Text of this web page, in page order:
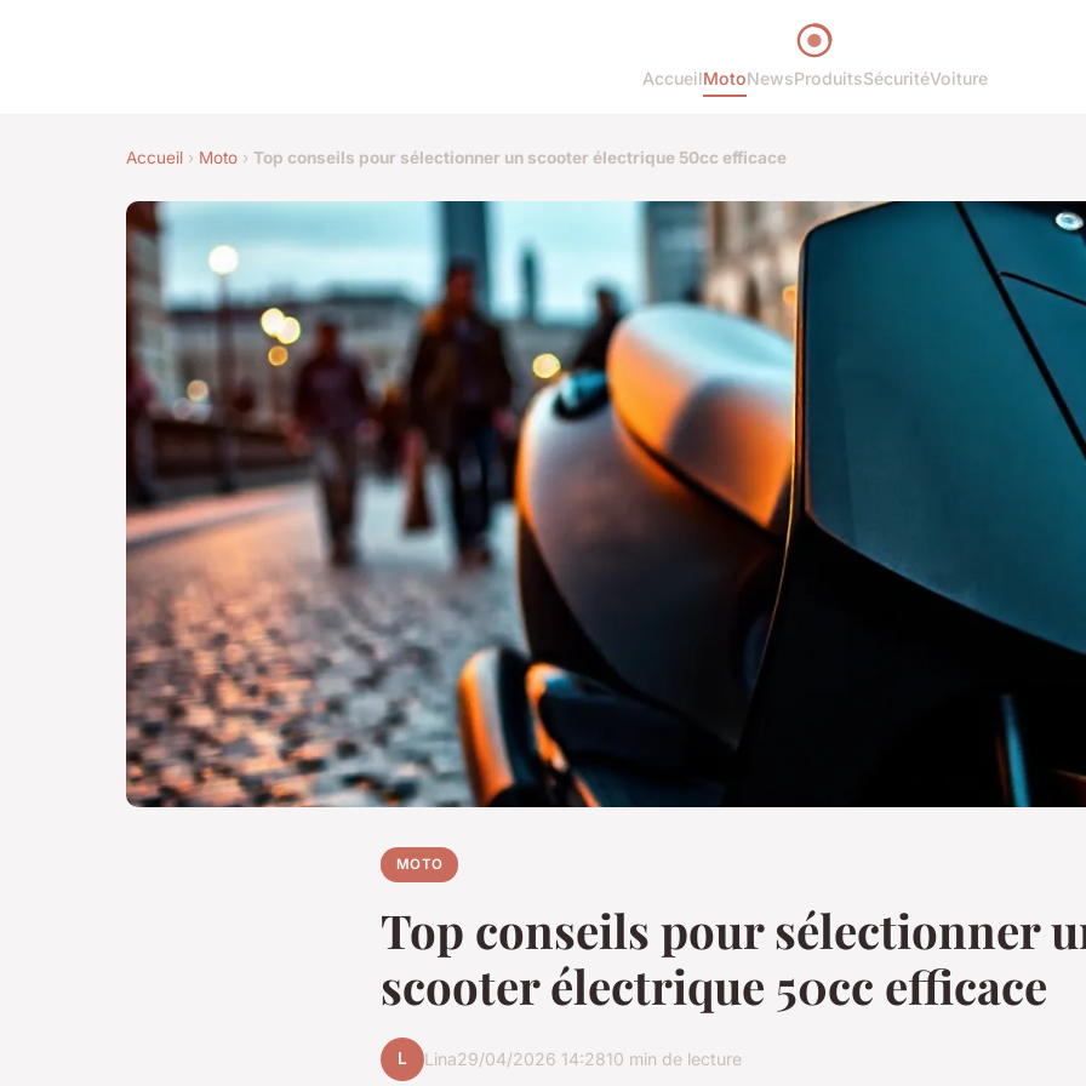
AccueilMotoNewsProduitsSécuritéVoiture
Accueil › Moto › Top conseils pour sélectionner un scooter électrique 50cc efficace
MOTO
Top conseils pour sélectionner
scooter électrique 50cc efficace
L Lina29/04/2026 14:2810 min de lecture